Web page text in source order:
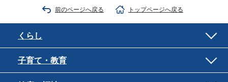
前のページへ戻る トップページへ戻る
くらし
子育て・教育